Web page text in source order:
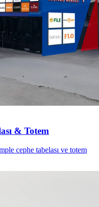
& Totem
cephe tabelası ve totem